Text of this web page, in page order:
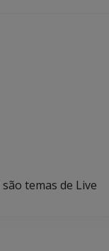
temas de Live